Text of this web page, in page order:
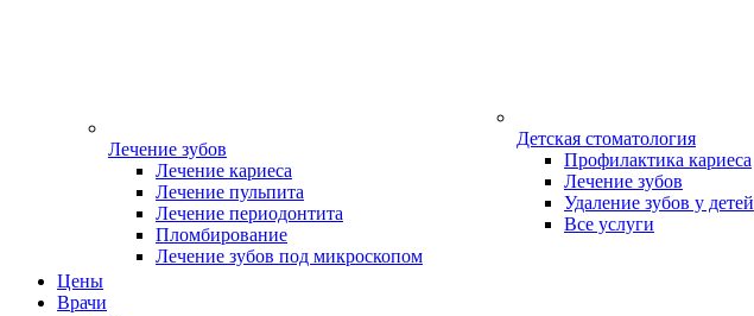
Лечение зубов
Лечение кариеса
Лечение пульпита
Лечение периодонтита
Пломбирование
Лечение зубов под микроскопом
Детская стоматология
Профилактика кариеса
Лечение зубов
Удаление зубов у детей
Все услуги
Цены
Врачи